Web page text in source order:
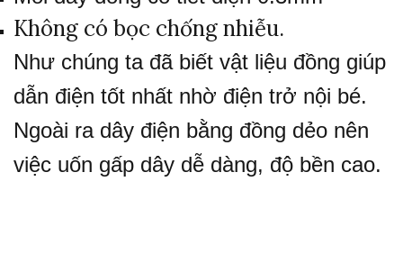
Không có bọc chống nhiễu.
Như chúng ta đã biết vật liệu đồng giúp
dẫn điện tốt nhất nhờ điện trở nội bé.
Ngoài ra dây điện bằng đồng dẻo nên
việc uốn gấp dây dễ dàng, độ bền cao.